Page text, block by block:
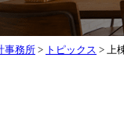
事務所 > トピックス > 上